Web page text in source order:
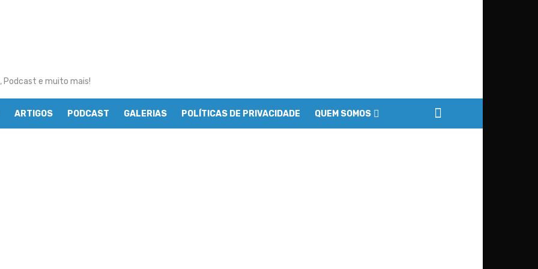
Podcast e muito mais!
ARTIGOS PODCAST GALERIAS POLÍTICAS DE PRIVACIDADE QUEM SOMOS